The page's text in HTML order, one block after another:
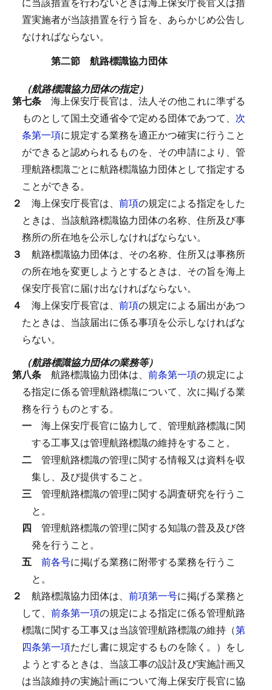
置実施者が当該措置を行う旨を、あらかじめ公告し
なければならない。
第二節 航路標識協力団体
（航路標識協力団体の指定）
第七条 海上保安庁長官は、法人その他これに準ずる
ものとして国土交通省令で定める団体であつて、 次
条第一項に規定する業務を適正かつ確実に行うこと
ができると認められるものを、その申請により、管
理航路標識ごとに航路標識協力団体として指定する
ことができる。
２ 海上保安庁長官は、 前項の規定による指定をした
ときは、当該航路標識協力団体の名称、住所及び事
務所の所在地を公示しなければならない。
３ 航路標識協力団体は、その名称、住所又は事務所
の所在地を変更しようとするときは、その旨を海上
保安庁長官に届け出なければならない。
４ 海上保安庁長官は、 前項の規定による届出があつ
たときは、当該届出に係る事項を公示しなければな
らない。
（航路標識協力団体の業務等）
第八条 航路標識協力団体は、 前条第一項の規定によ
る指定に係る管理航路標識について、次に掲げる業
務を行うものとする。
一 海上保安庁長官に協力して、管理航路標識に関
する工事又は管理航路標識の維持をすること。
二 管理航路標識の管理に関する情報又は資料を収
集し、及び提供すること。
三 管理航路標識の管理に関する調査研究を行うこ
と。
四 管理航路標識の管理に関する知識の普及及び啓
発を行うこと。
五 前各号に掲げる業務に附帯する業務を行うこ
と。
２ 航路標識協力団体は、 前項第一号に掲げる業務と
して、 前条第一項の規定による指定に係る管理航路
標識に関する工事又は当該管理航路標識の維持（第
四条第一項ただし書に規定するものを除く。）をし
ようとするときは、当該工事の設計及び実施計画又
は当該維持の実施計画について海上保安庁長官に協